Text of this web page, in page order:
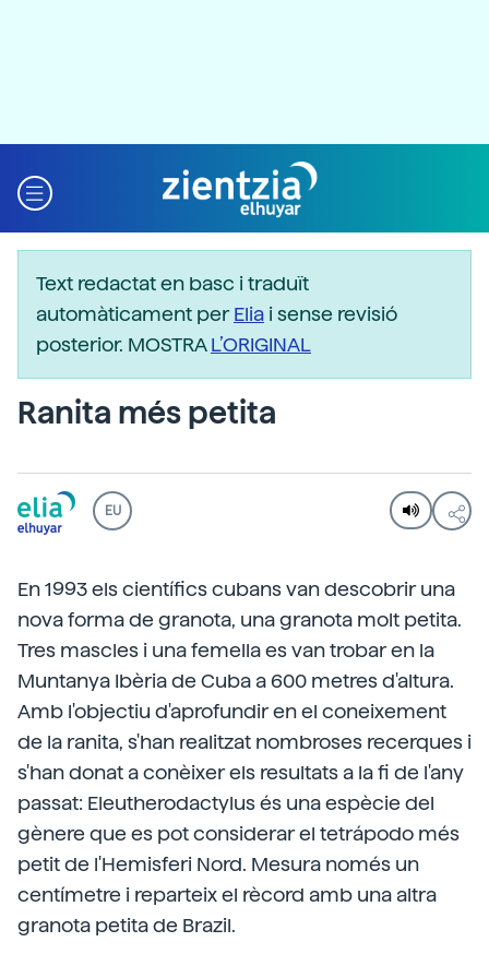
Text redactat en basc i traduït
automàticament perElia i sense revisió
posterior. MOSTRAL’ORIGINAL
Ranita més petita
EU
En 1993 els científics cubans van descobrir una
nova forma de granota, una granota molt petita.
Tres mascles i una femella es van trobar en la
Muntanya Ibèria de Cuba a 600 metres d'altura.
Amb l'objectiu d'aprofundir en el coneixement
de la ranita, s'han realitzat nombroses recerques i
s'han donat a conèixer els resultats a la fi de l'any
passat: Eleutherodactylus és una espècie del
gènere que es pot considerar el tetrápodo més
petit de l'Hemisferi Nord. Mesura només un
centímetre i reparteix el rècord amb una altra
granota petita de Brazil.